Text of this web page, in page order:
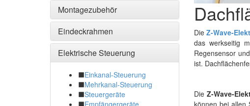
Montagezubehör
Eindeckrahmen
Elektrische Steuerung
Einkanal-Steuerung
Mehrkanal-Steuerung
Steuergeräte
Die Z-Wave-
das werkseitig
Regensensor
ist.
DieZ-Wave-